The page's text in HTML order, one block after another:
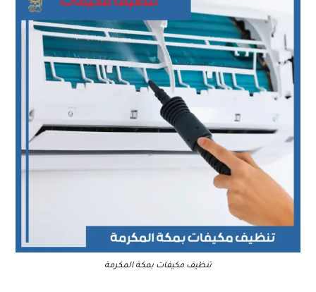
تنظيف مكيفات بمكة المكرمة